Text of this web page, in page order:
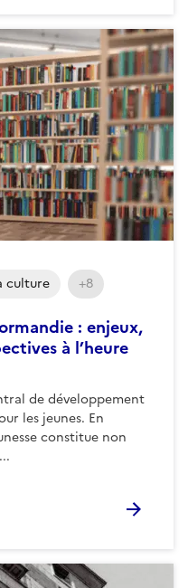
: enjeux,
à l’heure
de développement
les jeunes. En
constitue non
culture +8